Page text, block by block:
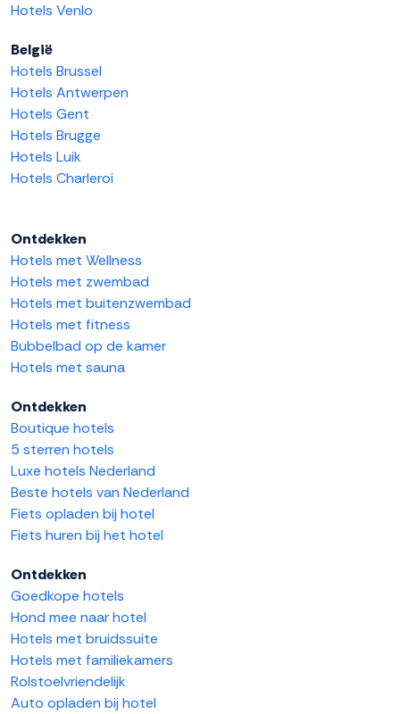
Hotels Venlo
België
Hotels Brussel
Hotels Antwerpen
Hotels Gent
Hotels Brugge
Hotels Luik
Hotels Charleroi
Ontdekken
Hotels met Wellness
Hotels met zwembad
Hotels met buitenzwembad
Hotels met fitness
Bubbelbad op de kamer
Hotels met sauna
Ontdekken
Boutique hotels
5 sterren hotels
Luxe hotels Nederland
Beste hotels van Nederland
Fiets opladen bij hotel
Fiets huren bij het hotel
Ontdekken
Goedkope hotels
Hond mee naar hotel
Hotels met bruidssuite
Hotels met familiekamers
Rolstoelvriendelijk
Auto opladen bij hotel